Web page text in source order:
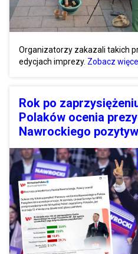
Organizatorzy zakazali takich
edycjach imprezy. Zobacz
Rok po
Polaków ocenia
Nawrockiego